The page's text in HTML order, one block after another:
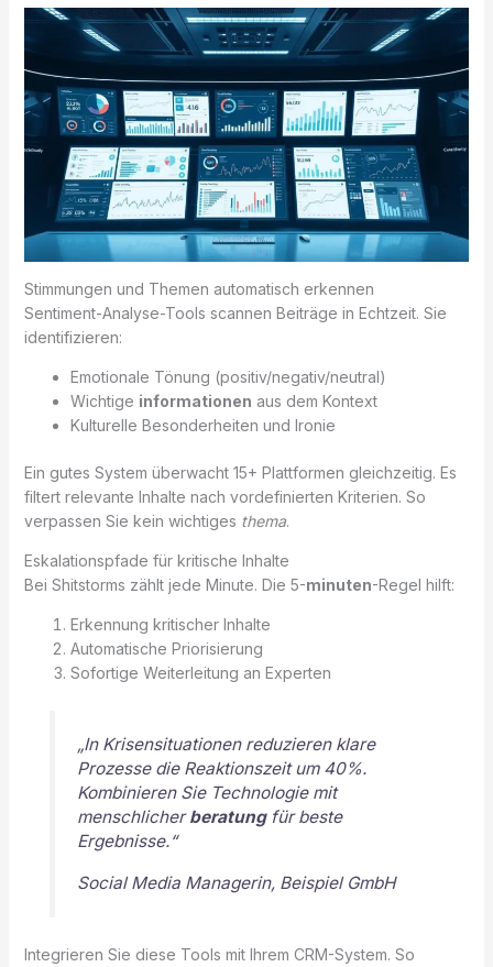
Stimmungen und Themen automatisch erkennen
Sentiment-Analyse-Tools scannen Beiträge in Echtzeit. Sie
identifizieren:
Emotionale Tönung (positiv/negativ/neutral)
Wichtige informationen aus dem Kontext
Kulturelle Besonderheiten und Ironie
Ein gutes System überwacht 15+ Plattformen gleichzeitig. Es
filtert relevante Inhalte nach vordefinierten Kriterien. So
verpassen Sie kein wichtiges thema.
Eskalationspfade für kritische Inhalte
Bei Shitstorms zählt jede Minute. Die 5-minuten-Regel hilft:
Erkennung kritischer Inhalte
Automatische Priorisierung
Sofortige Weiterleitung an Experten
„In Krisensituationen reduzieren klare
Prozesse die Reaktionszeit um 40%.
Kombinieren Sie Technologie mit
menschlicherberatungfür beste
Ergebnisse.“
Social Media Managerin, Beispiel GmbH
Integrieren Sie diese Tools mit Ihrem CRM-System. So